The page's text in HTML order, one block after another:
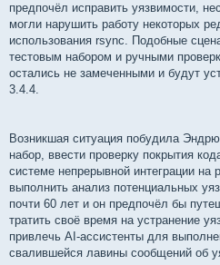
предпочёл исправить уязвимости,
могли нарушить работу некоторых
использования rsync. Подобные
тестовым набором и ручными
остались не замеченными и будут
3.4.4.
Возникшая ситуация побудила
набор, ввести проверку покрытия
системе непрерывной интеграции
выполнить анализ потенциальных
почти 60 лет и он предпочёл бы
тратить своё время на устранение
привлечь AI-ассистенты для
свалившейся лавины сообщений об